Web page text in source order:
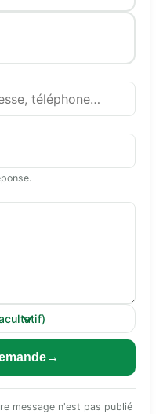
message n'est pas publié